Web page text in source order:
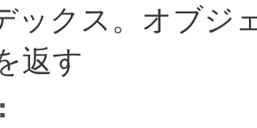
ックス。オブジ
返す